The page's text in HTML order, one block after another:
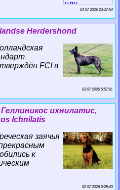
04 07 2026 23:37:54
Herdershond
FCI в
03 07 2026 5:57:21
Геллиникос ихнилатис,
Ichnilatis
заячья
к
02 07 2026 0:28:43